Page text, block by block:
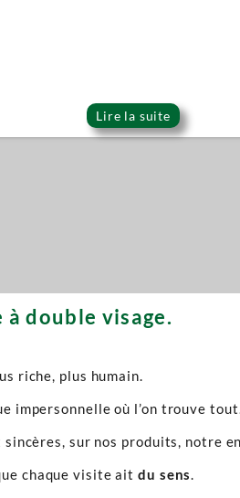
Épée
Lire la suite
double visage.
riche, plus humain.
impersonnelle où l’on trouve
sur nos produits, notre
chaque visite aitdu sens.